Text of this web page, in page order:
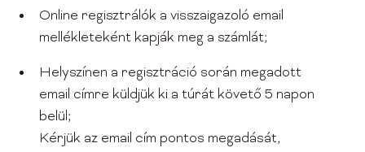
Online regisztrálók a visszaigazoló email
mellékleteként kapják meg a számlát;
Helyszínen a regisztráció során megadott
email címre küldjük ki a túrát követő 5 napon
belül;
Kérjük az email cím pontos megadását,